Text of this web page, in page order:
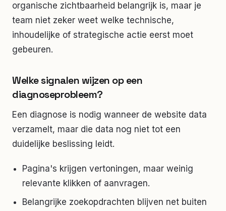
organische zichtbaarheid belangrijk is, maar je
team niet zeker weet welke technische,
inhoudelijke of strategische actie eerst moet
gebeuren.
Welke signalen wijzen op een
diagnoseprobleem?
Een diagnose is nodig wanneer de website data
verzamelt, maar die data nog niet tot een
duidelijke beslissing leidt.
Pagina's krijgen vertoningen, maar weinig
relevante klikken of aanvragen.
Belangrijke zoekopdrachten blijven net buiten